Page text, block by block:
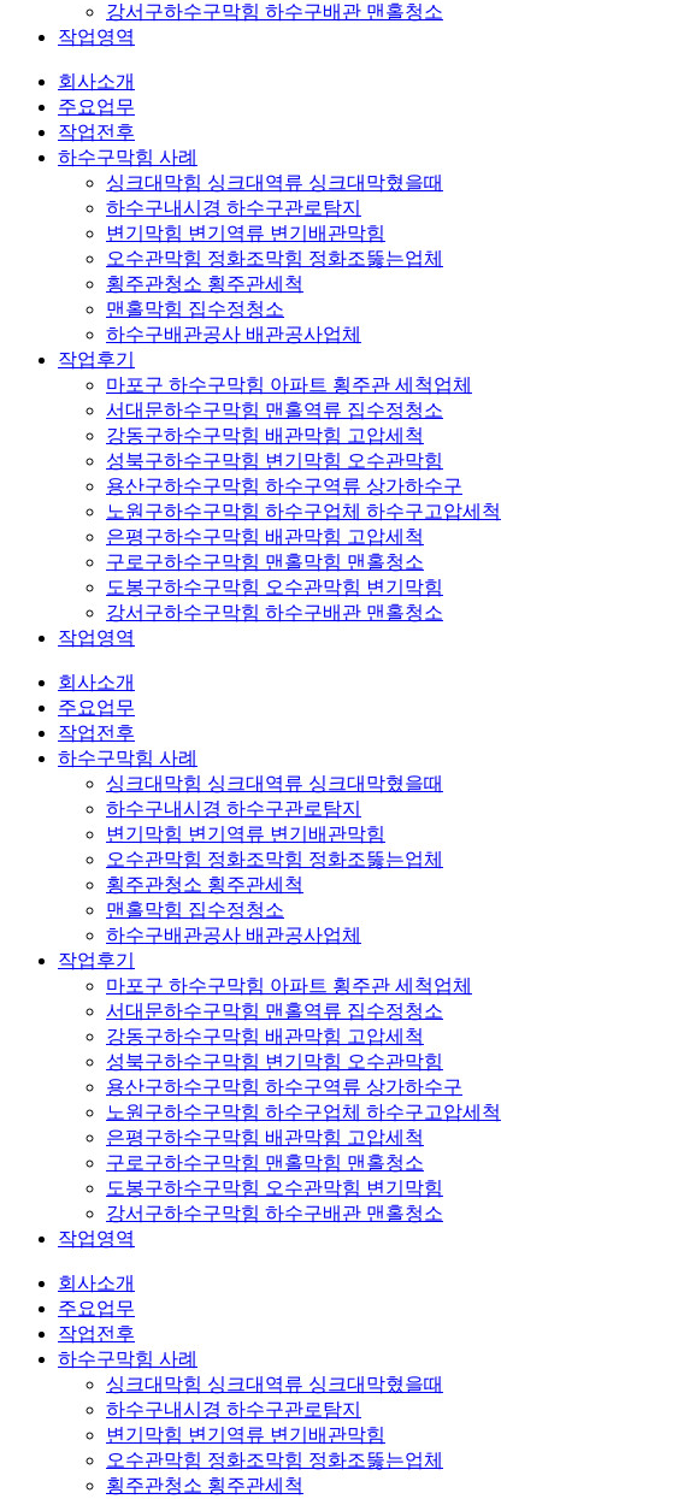
강서구하수구막힘 하수구배관 맨홀청소
작업영역
회사소개
주요업무
작업전후
하수구막힘 사례
싱크대막힘 싱크대역류 싱크대막혔을때
하수구내시경 하수구관로탐지
변기막힘 변기역류 변기배관막힘
오수관막힘 정화조막힘 정화조뚫는업체
횡주관청소 횡주관세척
맨홀막힘 집수정청소
하수구배관공사 배관공사업체
작업후기
마포구 하수구막힘 아파트 횡주관 세척업체
서대문하수구막힘 맨홀역류 집수정청소
강동구하수구막힘 배관막힘 고압세척
성북구하수구막힘 변기막힘 오수관막힘
용산구하수구막힘 하수구역류 상가하수구
노원구하수구막힘 하수구업체 하수구고압세척
은평구하수구막힘 배관막힘 고압세척
구로구하수구막힘 맨홀막힘 맨홀청소
도봉구하수구막힘 오수관막힘 변기막힘
강서구하수구막힘 하수구배관 맨홀청소
작업영역
회사소개
주요업무
작업전후
하수구막힘 사례
싱크대막힘 싱크대역류 싱크대막혔을때
하수구내시경 하수구관로탐지
변기막힘 변기역류 변기배관막힘
오수관막힘 정화조막힘 정화조뚫는업체
횡주관청소 횡주관세척
맨홀막힘 집수정청소
하수구배관공사 배관공사업체
작업후기
마포구 하수구막힘 아파트 횡주관 세척업체
서대문하수구막힘 맨홀역류 집수정청소
강동구하수구막힘 배관막힘 고압세척
성북구하수구막힘 변기막힘 오수관막힘
용산구하수구막힘 하수구역류 상가하수구
노원구하수구막힘 하수구업체 하수구고압세척
은평구하수구막힘 배관막힘 고압세척
구로구하수구막힘 맨홀막힘 맨홀청소
도봉구하수구막힘 오수관막힘 변기막힘
강서구하수구막힘 하수구배관 맨홀청소
작업영역
회사소개
주요업무
작업전후
하수구막힘 사례
싱크대막힘 싱크대역류 싱크대막혔을때
하수구내시경 하수구관로탐지
변기막힘 변기역류 변기배관막힘
오수관막힘 정화조막힘 정화조뚫는업체
횡주관청소 횡주관세척